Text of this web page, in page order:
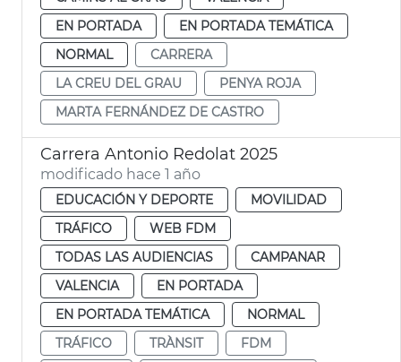
EN PORTADA
EN PORTADA TEMÁTICA
NORMAL
CARRERA
LA CREU DEL GRAU
PENYA ROJA
MARTA FERNÁNDEZ DE CASTRO
Carrera Antonio Redolat 2025
modificado hace 1 año
EDUCACIÓN Y DEPORTE
MOVILIDAD
TRÁFICO
WEB FDM
TODAS LAS AUDIENCIAS
CAMPANAR
VALENCIA
EN PORTADA
EN PORTADA TEMÁTICA
NORMAL
TRÁFICO
TRÀNSIT
FDM